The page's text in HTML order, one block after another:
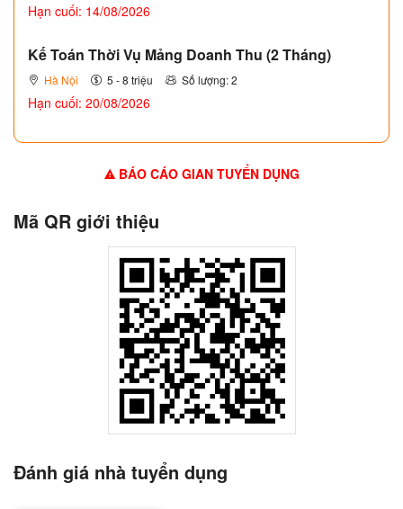
Hạn cuối: 14/08/2026
Kế Toán Thời Vụ Mảng Doanh Thu (2 Tháng)
Hà Nội 5 - 8 triệu Số lượng: 2
Hạn cuối: 20/08/2026
BÁO CÁO GIAN TUYỂN DỤNG
Mã QR giới thiệu
Đánh giá nhà tuyển dụng